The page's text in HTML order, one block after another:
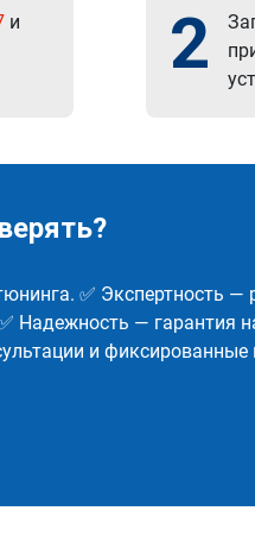
и
2
✅ Экспертность
Надежность — гарантия
и фиксированные